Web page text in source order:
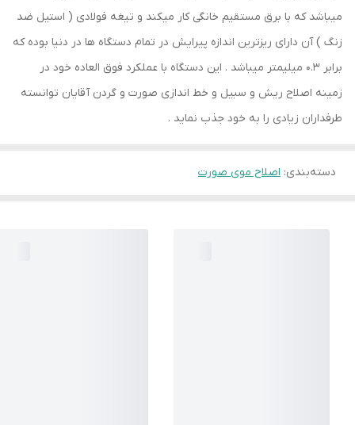
میباشد که با برق مستقیم خانگی کار میکند و تیغه فولادی ( استیل ضد
زنگ ) آن دارای ریزترین اندازه پیرایش در تمام دستگاه ها در دنیا بوده که
برابر 0.3 میلیمتر میباشد . این دستگاه با عملکرد فوق العاده خود در
زمینه اصلاح ریش و سبیل و خط اندازی صورت و گردن آقایان توانسته
طرفداران زیادی را به خود جذب نماید .
دسته‌بندی: اصلاح موی صورت